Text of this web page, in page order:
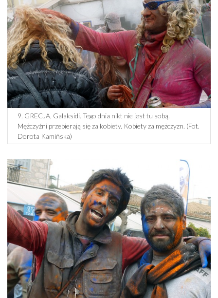
9. GRECJA, Galaksidi. Tego dnia nikt nie jest tu sobą.
Mężczyźni przebierają się za kobiety. Kobiety za mężczyzn. (Fot.
Dorota Kamińska)